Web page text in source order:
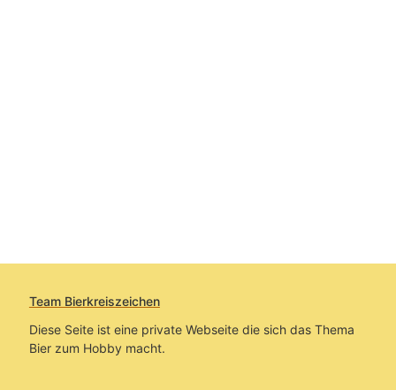
Team Bierkreiszeichen
Diese Seite ist eine private Webseite die sich das Thema
Bier zum Hobby macht.